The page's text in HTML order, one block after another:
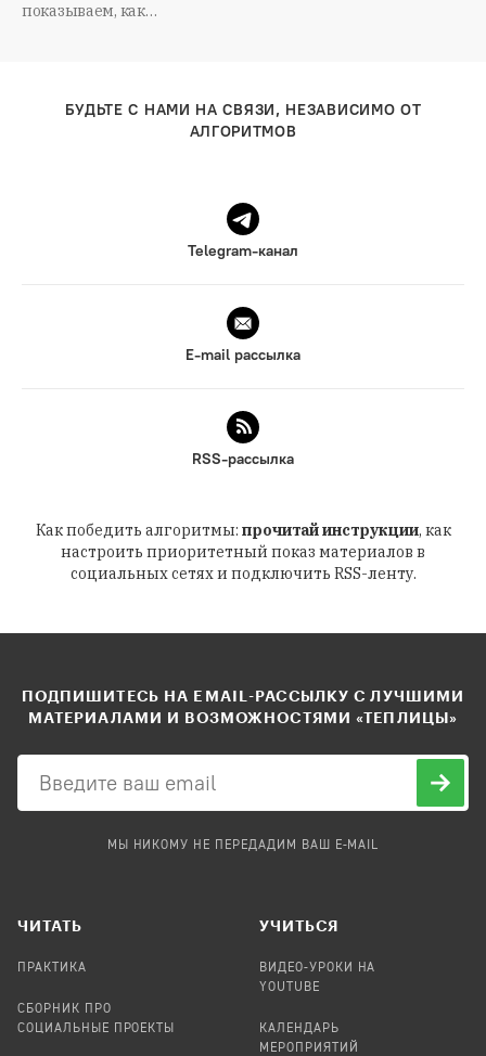
показываем, как…
БУДЬТЕ С НАМИ НА СВЯЗИ, НЕЗАВИСИМО ОТ
АЛГОРИТМОВ
Telegram-канал
E-mail рассылка
RSS-рассылка
Как победить алгоритмы: прочитай инструкции, как
настроить приоритетный показ материалов в
социальных сетях и подключить RSS-ленту.
ПОДПИШИТЕСЬ НА EMAIL-РАССЫЛКУ С ЛУЧШИМИ
МАТЕРИАЛАМИ И ВОЗМОЖНОСТЯМИ «ТЕПЛИЦЫ»
МЫ НИКОМУ НЕ ПЕРЕДАДИМ ВАШ E-MAIL
ЧИТАТЬ
ПРАКТИКА
СБОРНИК ПРО
СОЦИАЛЬНЫЕ ПРОЕКТЫ
УЧИТЬСЯ
ВИДЕО-УРОКИ НА
YOUTUBE
КАЛЕНДАРЬ
МЕРОПРИЯТИЙ